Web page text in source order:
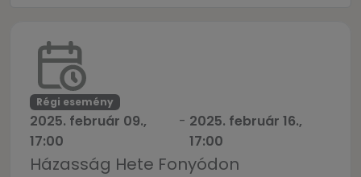
Régi esemény
2025. február 09.,
17:00
- 2025. február 16.,
17:00
Házasság Hete Fonyódon